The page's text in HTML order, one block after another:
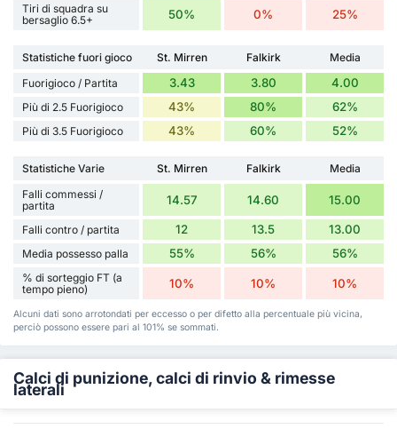
Tiri di squadra su
bersaglio 6.5+
50% 0% 25%
Statistiche fuori gioco St. Mirren Falkirk
Media
Fuorigioco / Partita
3.43 3.80 4.00
Più di 2.5 Fuorigioco 43% 80% 62%
Più di 3.5 Fuorigioco 43% 60% 52%
Statistiche Varie St. Mirren Falkirk
Media
Falli commessi /
partita
14.57 14.60 15.00
Falli contro / partita 12 13.5 13.00
Media possesso palla 55% 56% 56%
% di sorteggio FT (a
tempo pieno)
10% 10% 10%
Alcuni dati sono arrotondati per eccesso o per difetto alla percentuale più vicina,
perciò possono essere pari al 101% se sommati.
Calci di punizione, calci di rinvio & rimesse
laterali